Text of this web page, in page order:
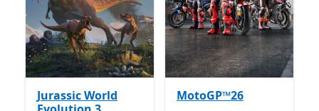
Jurassic World
MotoGP™26